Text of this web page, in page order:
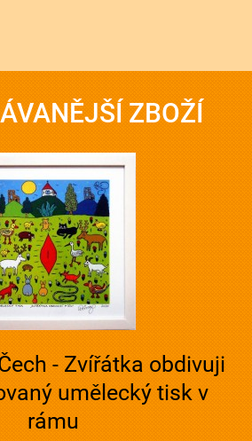
ZBOŽÍ
- Zvířátka obdivuji
umělecký tisk v
rámu